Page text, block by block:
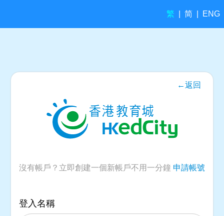
繁 简 ENG
←返回
沒有帳戶？立即創建一個新帳戶不用一分鐘 申請帳號
登入名稱